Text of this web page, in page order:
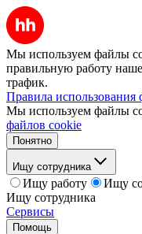
Мы используем файлы
правильную работу
трафик.
Правила использования
Мы используем файлы
файлов cookie
Понятно
Ищу сотрудника
Ищу работу
Ищу
Ищу сотрудника
Сервисы
Помощь